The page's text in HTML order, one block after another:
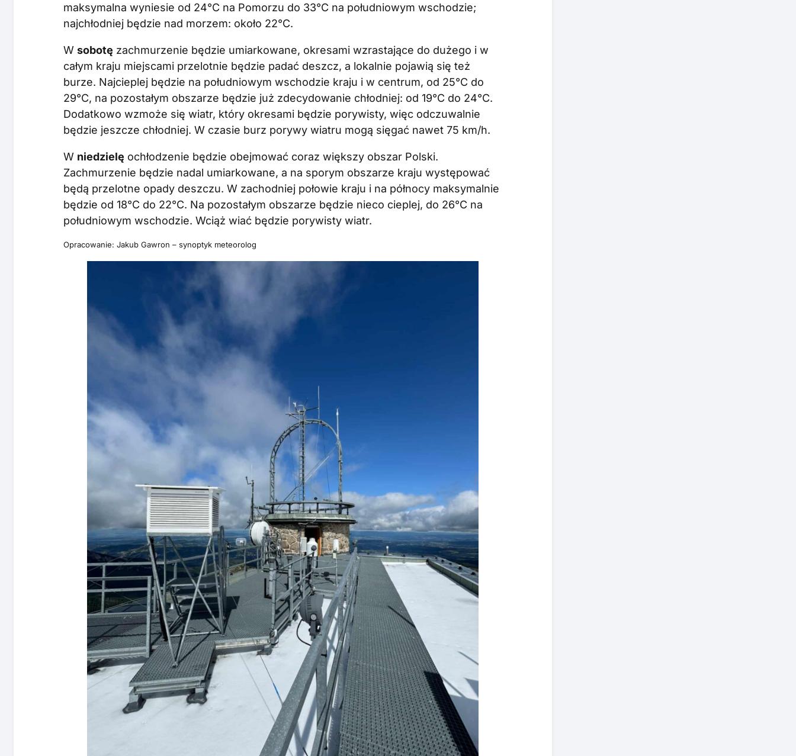
maksymalna wyniesie od 24°C na Pomorzu do 33°C na południowym wschodzie;
najchłodniej będzie nad morzem: około 22°C.
Wsobotę zachmurzenie będzie umiarkowane, okresami wzrastające do dużego i w
całym kraju miejscami przelotnie będzie padać deszcz, a lokalnie pojawią się też
burze. Najcieplej będzie na południowym wschodzie kraju i w centrum, od 25°C do
29°C, na pozostałym obszarze będzie już zdecydowanie chłodniej: od 19°C do 24°C.
Dodatkowo wzmoże się wiatr, który okresami będzie porywisty, więc odczuwalnie
będzie jeszcze chłodniej. W czasie burz porywy wiatru mogą sięgać nawet 75 km/h.
W niedzielę ochłodzenie będzie obejmować coraz większy obszar Polski.
Zachmurzenie będzie nadal umiarkowane, a na sporym obszarze kraju występować
będą przelotne opady deszczu. W zachodniej połowie kraju i na północy maksymalnie
będzie od 18°C do 22°C. Na pozostałym obszarze będzie nieco cieplej, do 26°C na
południowym wschodzie. Wciąż wiać będzie porywisty wiatr.
Opracowanie: Jakub Gawron – synoptyk meteorolog